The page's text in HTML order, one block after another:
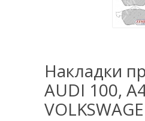
Накладки
AUDI 100,